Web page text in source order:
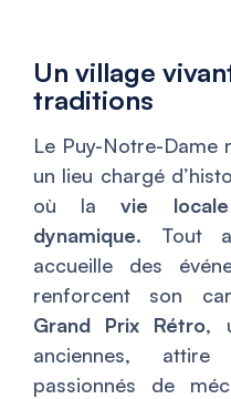
Un village
traditions
Le Puy-Notre-Dame
un lieu chargé
où lavie
dynamique. Tout
accueille des
renforcent son
Grand Prix Rétro,
anciennes,
passionnés de